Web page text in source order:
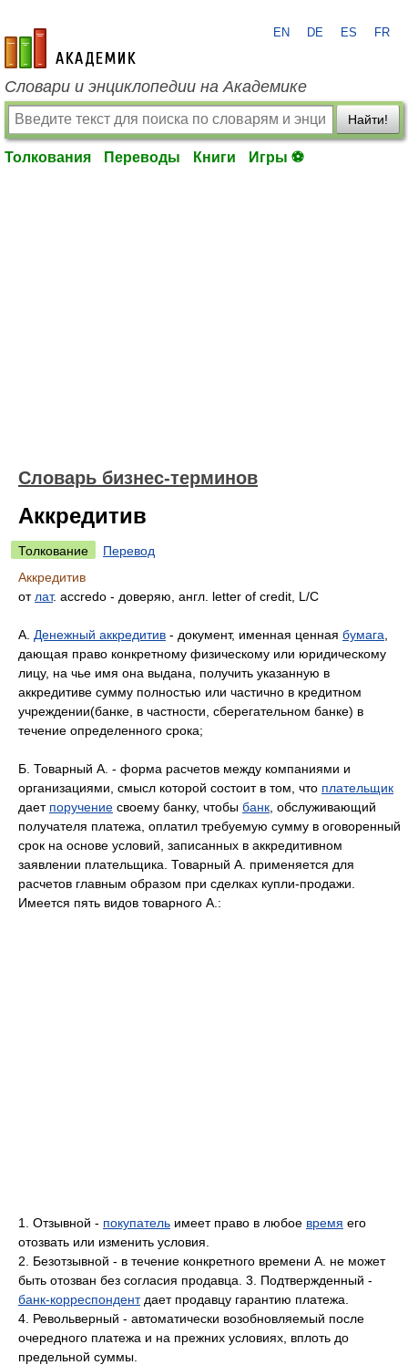
academic.ru
EN DE ES FR
Словари и энциклопедии на Академике
Найти!
Толкования Переводы Книги Игры ⚽
Словарь бизнес-терминов
Аккредитив
Толкование
Перевод
Аккредитив
от лат. accredo - доверяю, англ. letter of credit, L/C
А. Денежный аккредитив - документ, именная ценная бумага
дающая право конкретному физическому или юридическому
лицу, на чье имя она выдана, получить указанную в
аккредитиве сумму полностью или частично в кредитном
учреждении(банке, в частности, сберегательном банке) в
течение определенного срока;
Б. Товарный А. - форма расчетов между компаниями и
организациями, смысл которой состоит в том, что плательщик
дает поручение своему банку, чтобы банк , обслуживающий
получателя платежа, оплатил требуемую сумму в оговоренный
срок на основе условий, записанных в аккредитивном
заявлении плательщика. Товарный А. применяется для
расчетов главным образом при сделках купли-продажи.
Имеется пять видов товарного А.:
1. Отзывной - покупатель имеет право в любое время его
отозвать или изменить условия.
2. Безотзывной - в течение конкретного времени А. не может
быть отозван без согласия продавца. 3. Подтвержденный -
банк-корреспондентдает продавцу гарантию платежа.
4. Револьверный - автоматически возобновляемый после
очередного платежа и на прежних условиях, вплоть до
предельной суммы.